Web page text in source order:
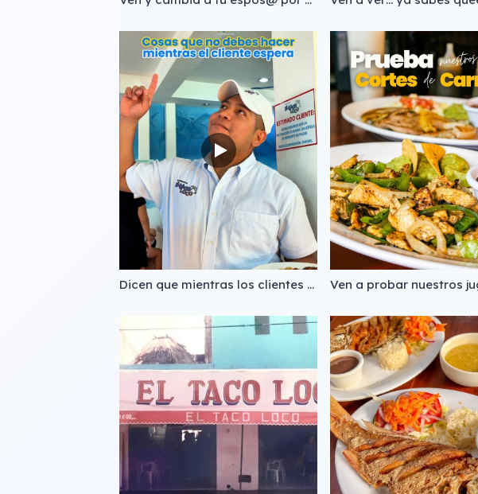
Dicen que mientras los clientes esperan NO se debe…Te esperamos con el mejor ambiente🤪 📍 Desde las 9am en: José Ma. Morelos 87, centro. https://maps.app.goo.gl/xVGeo5BHLknEnfcH8?g_st=ic 📲 O pide para recoger o a domicilio: (983) 83 21213 (983) 129 2090 (983) 197 2493 #TacoLocoChetumal #humor #mariscos #Chetumal